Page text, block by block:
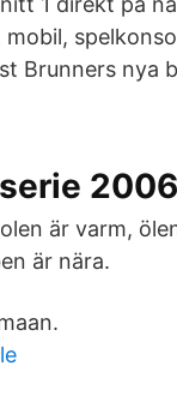
Brunners nya
är varm,
är nära.